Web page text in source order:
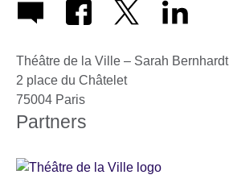
Théâtre de la Ville – Sarah Bernhardt
2 place du Châtelet
75004 Paris
Partners